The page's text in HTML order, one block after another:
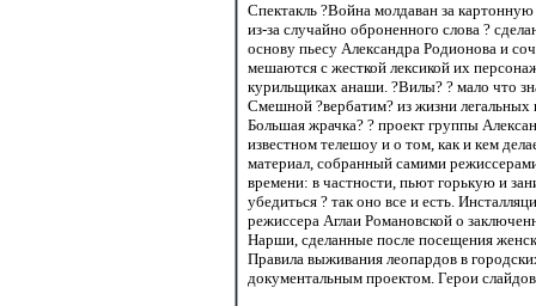
Спектакль ?Война молдаван за
из-за случайно оброненного слова ?
основу пьесу Александра Родионова и
мешаются с жесткой лексикой их
курильщиках анаши. ?Вилы? ? мало что
Смешной ?вербатим? из жизни
Большая жрачка? ? проект группы
известном телешоу и о том, как и кем
материал, собранный самими
времени: в частности, пьют горькую и
убедиться ? так оно все и есть.
режиссера Аглаи Романовской о
Нарши, сделанные после посещения
Правила выживания леопардов в
документальным проектом. Герои